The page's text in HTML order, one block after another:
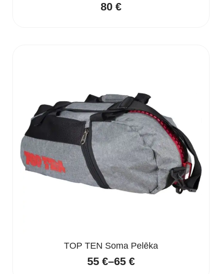
80 €
TOP TEN Soma Pelēka
55 €–65 €
Price